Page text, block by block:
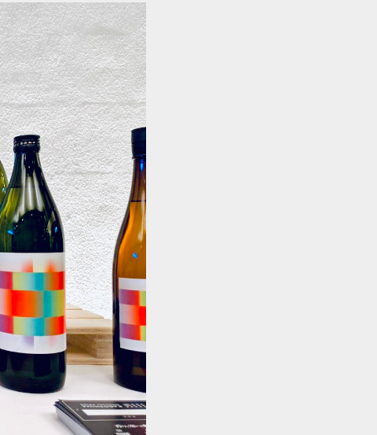
を収集する場合には、法令によ
す。
ととし、また、外部からの不正
施するとともに、外部への流出
し社内においても不正な利用が
務委託先」という）を選定し、
う必要な事項を取り決めるとと
ことが認められている場合を除
おいてのみ利用いたします。